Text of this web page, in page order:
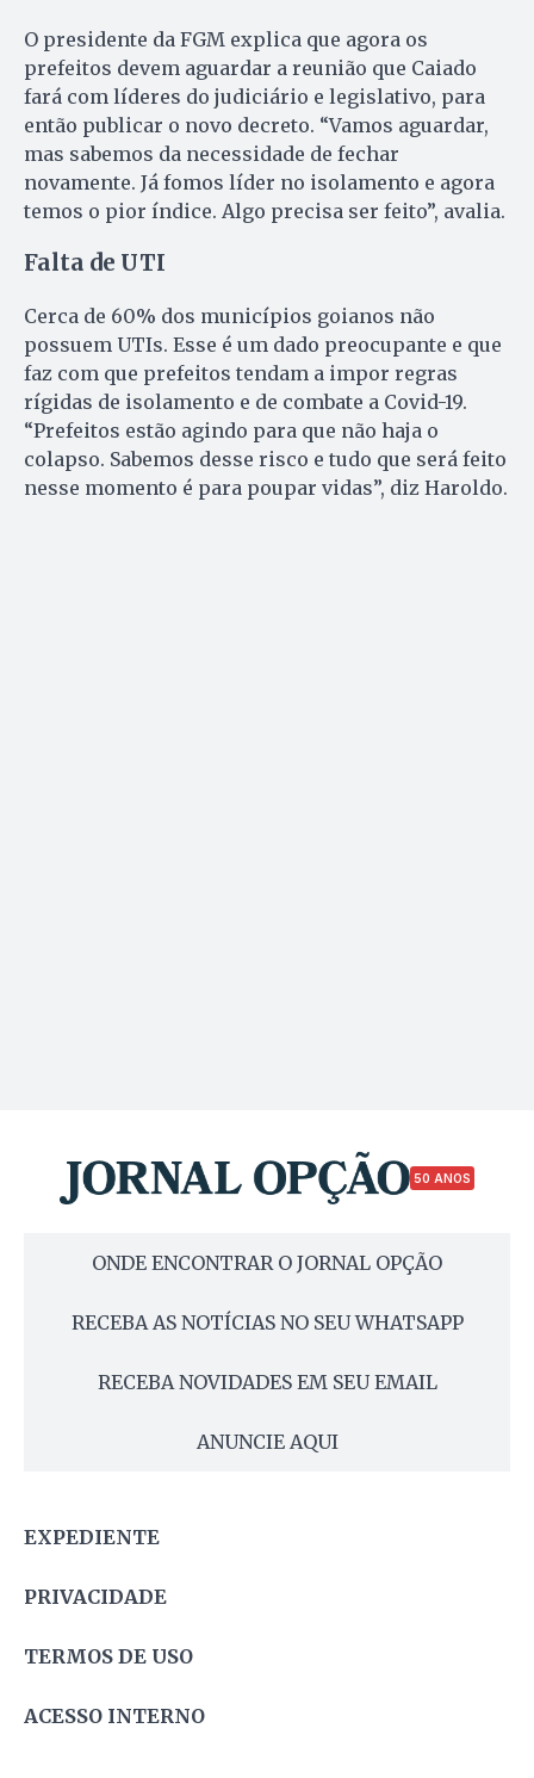
O presidente da FGM explica que agora os
prefeitos devem aguardar a reunião que Caiado
fará com líderes do judiciário e legislativo, para
então publicar o novo decreto. “Vamos aguardar,
mas sabemos da necessidade de fechar
novamente. Já fomos líder no isolamento e agora
temos o pior índice. Algo precisa ser feito”, avalia.
Falta de UTI
Cerca de 60% dos municípios goianos não
possuem UTIs. Esse é um dado preocupante e que
faz com que prefeitos tendam a impor regras
rígidas de isolamento e de combate a Covid-19.
“Prefeitos estão agindo para que não haja o
colapso. Sabemos desse risco e tudo que será feito
nesse momento é para poupar vidas”, diz Haroldo.
50 ANOS
ONDE ENCONTRAR O JORNAL OPÇÃO
RECEBA AS NOTÍCIAS NO SEU WHATSAPP
RECEBA NOVIDADES EM SEU EMAIL
ANUNCIE AQUI
EXPEDIENTE
PRIVACIDADE
TERMOS DE USO
ACESSO INTERNO